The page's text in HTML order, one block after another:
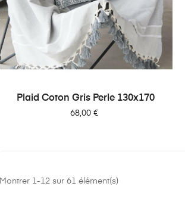
Plaid Coton Gris Perle 130x170
Prix
68,00 €
Montrer 1-12 sur 61 élément(s)